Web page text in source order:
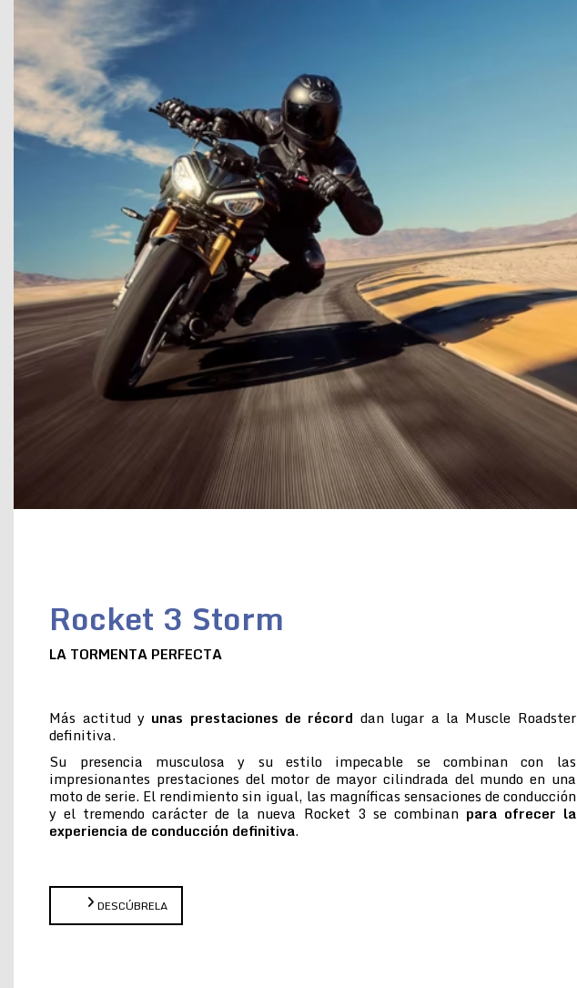
Rocket 3 Storm
LA TORMENTA PERFECTA
Más actitud y unas prestaciones de récord dan lugar a la Muscle Roadster
definitiva.
Su presencia musculosa y su estilo impecable se combinan con las
impresionantes prestaciones del motor de mayor cilindrada del mundo en una
moto de serie. El rendimiento sin igual, las magníficas sensaciones de conducción
y el tremendo carácter de la nueva Rocket 3 se combinan para ofrecer la
experiencia de conducción definitiva.
DESCÚBRELA